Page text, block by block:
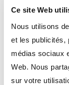
Ce site Web
Nous utilisons
et les publicités,
médias sociaux
Web. Nous
sur votre